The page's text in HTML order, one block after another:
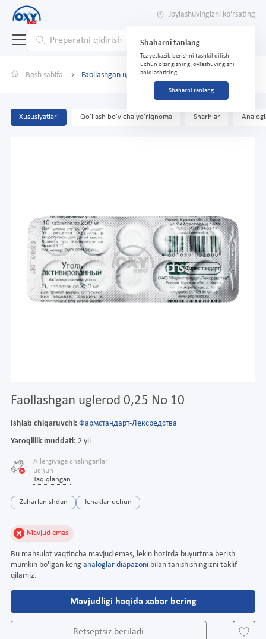
Joylashuvingizni ko'rsating
Shaharni tanlang
Tez yetkazib berishni tashkil qilish
uchun o'zingizning joylashuvingizni
aniqlashtiring
Shaharni tanlang
Bosh sahifa Faollashgan uglerod 0,25 No 10
Xususiyatlari Qo'llash bo'yicha yo'riqnoma Sharhlar
Faollashgan uglerod 0,25 No 10
Ishlab chiqaruvchi: Фармстандарт-Лексредства
Yaroqlilik muddati: 2 yil
Allergiyaga chalinganlar
uchun
Taqiqlangan
Zaharlanishdan Ichaklar uchun
Mavjud emas
Bu mahsulot vaqtincha mavjud emas, lekin hozirda buyurtma berish
mumkin bo'lgan keng analoglar diapazoni bilan tanishishingizni taklif
qilamiz.
Mavjudligi haqida xabar bering
Retseptsiz beriladi